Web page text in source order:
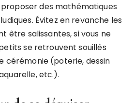
des mathématiques
Évitez en revanche les
être salissantes, si vous ne
se retrouvent souillés
cérémonie (poterie, dessin
etc.).